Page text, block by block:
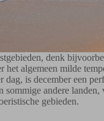
denk
het algemeen milde
dag, is december een
sommige andere
gebieden.